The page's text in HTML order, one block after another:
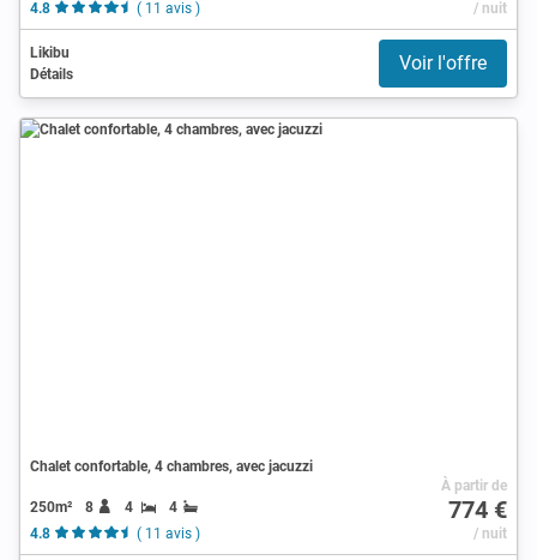
4.8 ( 11 avis ) / nuit
Likibu
Détails
Voir l'offre
Chalet confortable, 4 chambres, avec jacuzzi
250m² 8 4
4
4.8
( 11 avis )
À partir de
774 €
/ nuit